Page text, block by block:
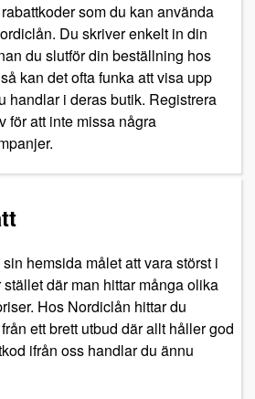
som du kan använda
Du skriver enkelt in din
du slutför din beställning hos
kan det ofta funka att visa upp
handlar i deras butik. Registrera
för att inte missa några
hemsida målet att vara störst i
där man hittar många olika
Hos Nordiclån hittar du
ett brett utbud där allt håller god
ifrån oss handlar du ännu